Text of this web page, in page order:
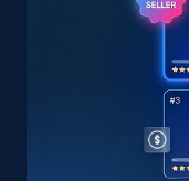
eBay - Gather
specified
URL, Product id,
Seller reviews,